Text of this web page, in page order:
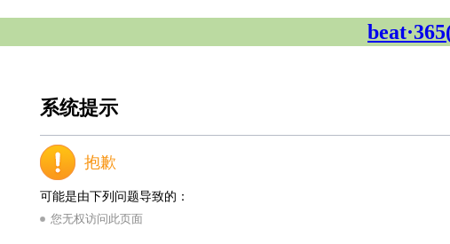
系统提示
抱歉
可能是由下列问题导致的：
您无权访问此页面